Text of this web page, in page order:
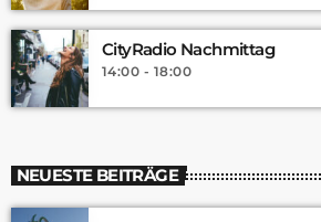
CityRadio Nachmittag
14:00 - 18:00
NEUESTE BEITRÄGE